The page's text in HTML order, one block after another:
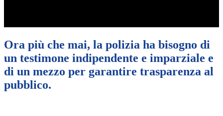
Ora più che mai, la polizia ha bisogno di
un testimone indipendente e imparziale e
di un mezzo per garantire trasparenza al
pubblico.